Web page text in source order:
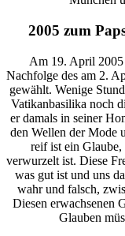
2005 zum
Am 19. April 2005
Nachfolge des am 2.
gewählt. Wenige
Vatikanbasilika noch
er damals in seiner
den Wellen der Mode
reif ist ein
verwurzelt ist. Diese
was gut ist und uns
wahr und falsch,
Diesen erwachsenen
Glauben